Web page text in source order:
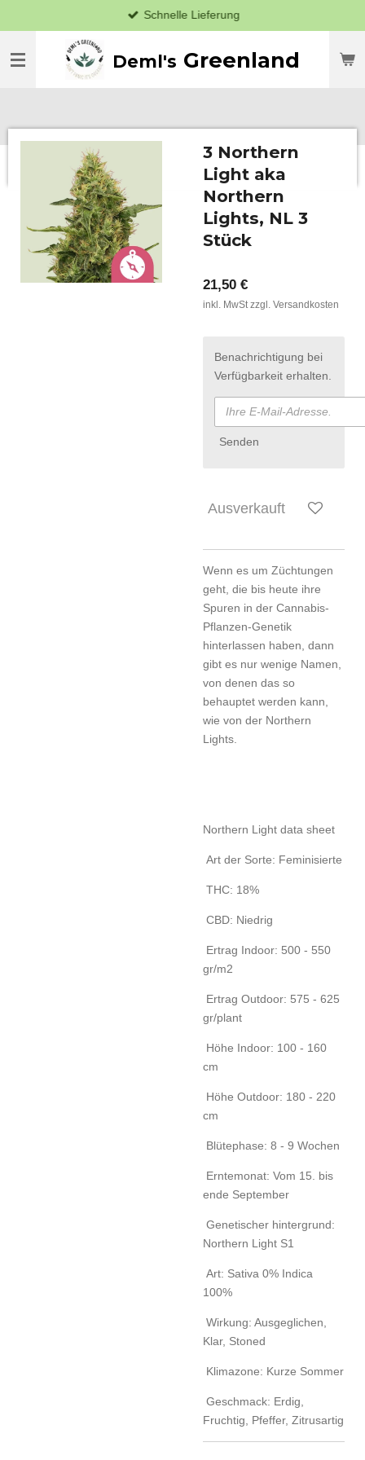
Hauptinhalt
springen
Deml's Greenland
Schnelle Lieferung
3 Northern
Light aka
Northern
Lights, NL 3
Stück
21,50 €
inkl. MwSt zzgl. Versandkosten
Benachrichtigung bei
Verfügbarkeit erhalten.
Senden
Ausverkauft
Wenn es um Züchtungen
geht, die bis heute ihre
Spuren in der Cannabis-
Pflanzen-Genetik
hinterlassen haben, dann
gibt es nur wenige Namen,
von denen das so
behauptet werden kann,
wie von der Northern
Lights.
Northern Light data sheet
Art der Sorte: Feminisierte
THC: 18%
CBD: Niedrig
Ertrag Indoor: 500 - 550
gr/m2
Ertrag Outdoor: 575 - 625
gr/plant
Höhe Indoor: 100 - 160
cm
Höhe Outdoor: 180 - 220
cm
Blütephase: 8 - 9 Wochen
Erntemonat: Vom 15. bis
ende September
Genetischer hintergrund:
Northern Light S1
Art: Sativa 0% Indica
100%
Wirkung: Ausgeglichen,
Klar, Stoned
Klimazone: Kurze Sommer
Geschmack: Erdig,
Fruchtig, Pfeffer, Zitrusartig